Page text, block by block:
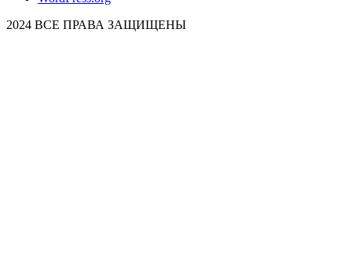
2024 ВСЕ ПРАВА ЗАЩИЩЕНЫ